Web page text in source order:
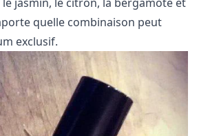
quelle combinaison peut
exclusif.